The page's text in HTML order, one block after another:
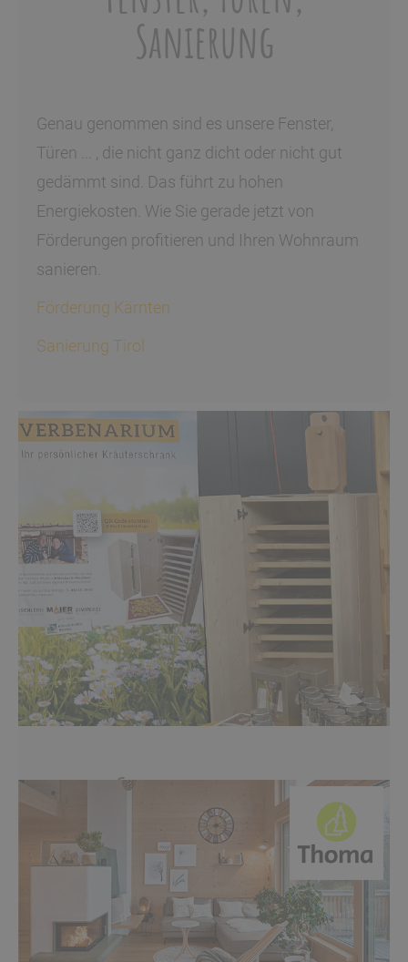
Sanierung
Genau genommen sind es unsere Fenster,
Türen ... , die nicht ganz dicht oder nicht gut
gedämmt sind. Das führt zu hohen
Energiekosten. Wie Sie gerade jetzt von
Förderungen profitieren und Ihren Wohnraum
sanieren.
Förderung Kärnten
Sanierung Tirol
Geschenksidee
Kräuterkasten
Die Kunst des Kräutertrocknens ist eine alte
Tradition. Schenken Sie einen persönlichen